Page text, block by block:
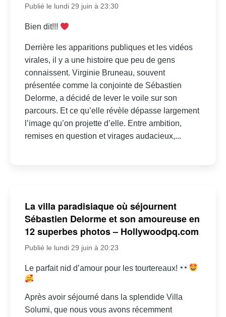
Publié le lundi 29 juin à 23:30
Bien dit!!!
Derrière les apparitions publiques et les vidéos
virales, il y a une histoire que peu de gens
connaissent. Virginie Bruneau, souvent
présentée comme la conjointe de Sébastien
Delorme, a décidé de lever le voile sur son
parcours. Et ce qu’elle révèle dépasse largement
l’image qu’on projette d’elle. Entre ambition,
remises en question et virages audacieux,...
La villa paradisiaque où séjournent
Sébastien Delorme et son amoureuse en
12 superbes photos – Hollywoodpq.com
Publié le lundi 29 juin à 20:23
Le parfait nid d’amour pour les tourtereaux!
Après avoir séjourné dans la splendide Villa
Solumi, que nous vous avons récemment